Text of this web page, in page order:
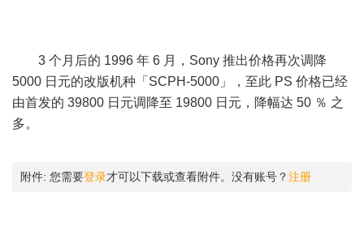
3 个月后的 1996 年 6 月，Sony 推出价格再次调降
5000 日元的改版机种「SCPH-5000」，至此 PS 价格已经
由首发的 39800 日元调降至 19800 日元，降幅达 50 ％ 之
多。
附件: 您需要登录才可以下载或查看附件。没有账号？注册